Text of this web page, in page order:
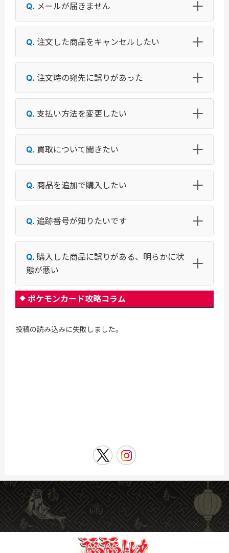
メールが届きません
注文した商品をキャンセルしたい
注文時の宛先に誤りがあった
支払い方法を変更したい
買取について聞きたい
商品を追加で購入したい
追跡番号が知りたいです
購入した商品に誤りがある、明らかに状
態が悪い
ポケモンカード攻略コラム
投稿の読み込みに失敗しました。